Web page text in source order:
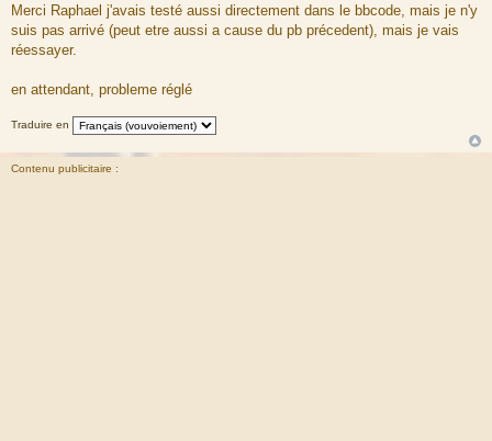
Merci Raphael j'avais testé aussi directement dans le bbcode, mais je n'y
suis pas arrivé (peut etre aussi a cause du pb précedent), mais je vais
réessayer.
en attendant, probleme réglé
Traduire en
Contenu publicitaire :